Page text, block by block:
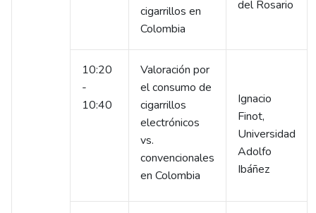
cigarrillos en
Colombia
del Rosario
10:20
-
10:40
Valoración por
el consumo de
cigarrillos
electrónicos
vs.
convencionales
en Colombia
Ignacio
Finot,
Universidad
Adolfo
Ibáñez